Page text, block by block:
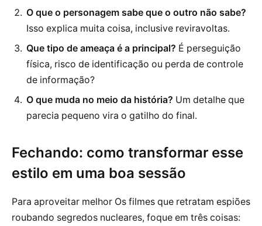
O que o personagem sabe que o outro não sabe?
Isso explica muita coisa, inclusive reviravoltas.
Que tipo de ameaça é a principal? É perseguição
física, risco de identificação ou perda de controle
de informação?
O que muda no meio da história? Um detalhe que
parecia pequeno vira o gatilho do final.
Fechando: como transformar esse
estilo em uma boa sessão
Para aproveitar melhor Os filmes que retratam espiões
roubando segredos nucleares, foque em três coisas: